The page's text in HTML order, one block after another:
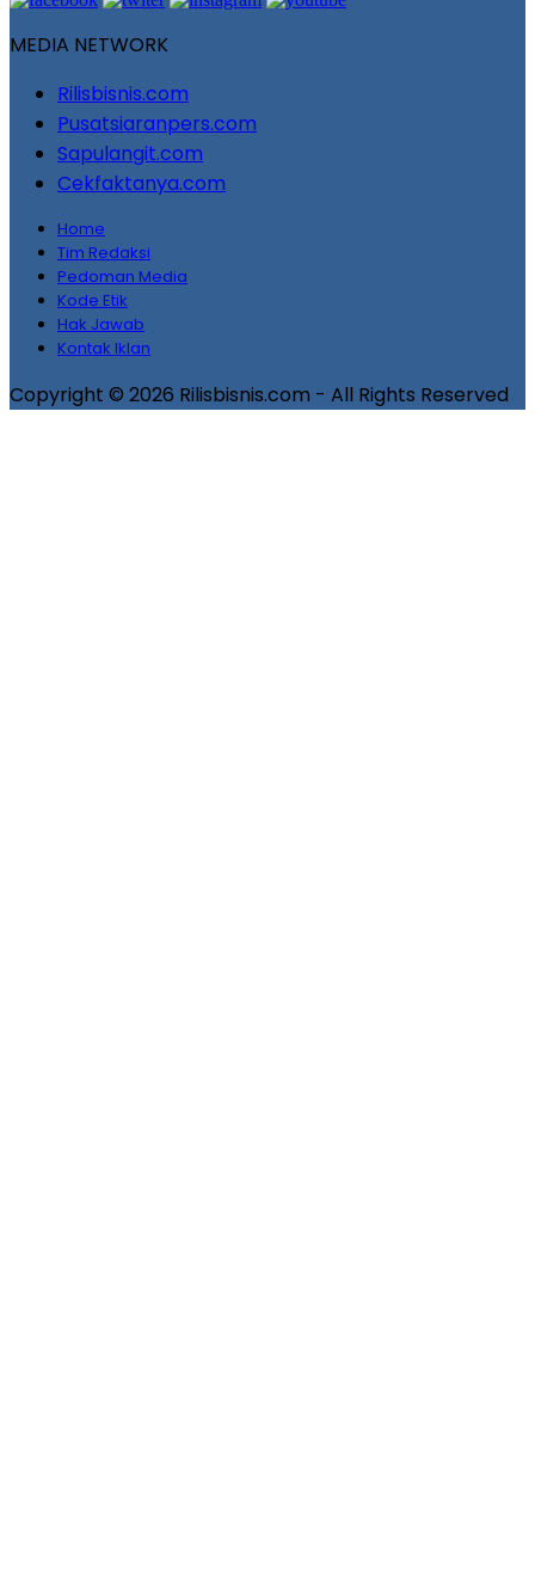
MEDIA NETWORK
Rilisbisnis.com
Pusatsiaranpers.com
Sapulangit.com
Cekfaktanya.com
Home
Tim Redaksi
Pedoman Media
Kode Etik
Hak Jawab
Kontak Iklan
Copyright © 2026 Rilisbisnis.com - All Rights Reserved